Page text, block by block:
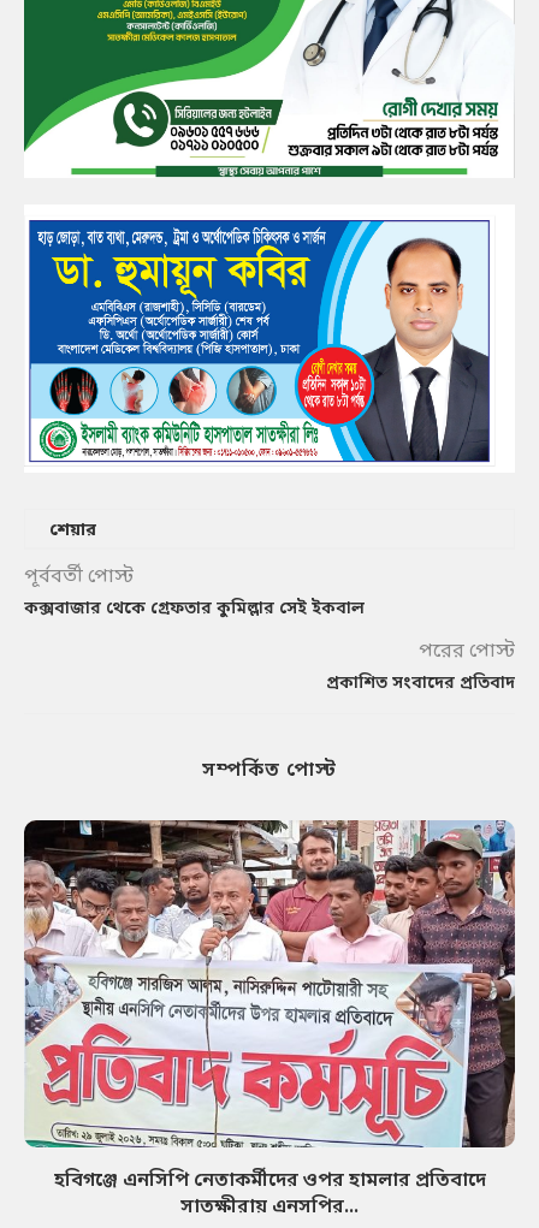
শেয়ার
পূর্ববর্তী পোস্ট
কক্সবাজার থেকে গ্রেফতার কুমিল্লার সেই ইকবাল
পরের পোস্ট
প্রকাশিত সংবাদের প্রতিবাদ
সম্পর্কিত পোস্ট
হবিগঞ্জে এনসিপি নেতাকর্মীদের ওপর হামলার প্রতিবাদে
সাতক্ষীরায় এনসপির...